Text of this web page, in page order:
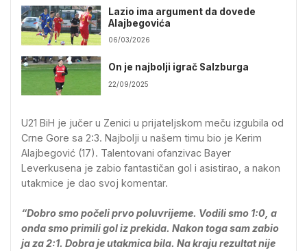
Lazio ima argument da dovede
Alajbegovića
06/03/2026
On je najbolji igrač Salzburga
22/09/2025
U21 BiH je jučer u Zenici u prijateljskom meču izgubila od
Crne Gore sa 2:3. Najbolji u našem timu bio je Kerim
Alajbegović (17). Talentovani ofanzivac Bayer
Leverkusena je zabio fantastičan gol i asistirao, a nakon
utakmice je dao svoj komentar.
“Dobro smo počeli prvo poluvrijeme. Vodili smo 1:0, a
onda smo primili gol iz prekida. Nakon toga sam zabio
ja za 2:1. Dobra je utakmica bila. Na kraju rezultat nije